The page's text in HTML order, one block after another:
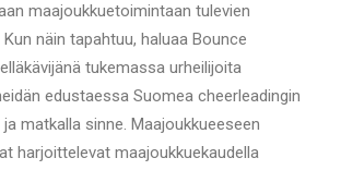
maajoukkuetoimintaan tulevien
näin tapahtuu, haluaa Bounce
tukemassa urheilijoita
edustaessa Suomea cheerleadingin
matkalla sinne. Maajoukkueeseen
harjoittelevat maajoukkuekaudella